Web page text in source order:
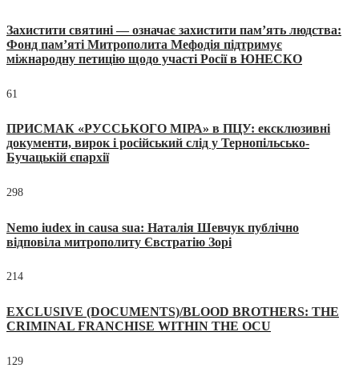
Захистити святині — означає захистити пам’ять людства:
Фонд пам’яті Митрополита Мефодія підтримує
міжнародну петицію щодо участі Росії в ЮНЕСКО
61
ПРИСМАК «РУССЬКОГО МІРА» в ПЦУ: ексклюзивні
документи, вирок і російський слід у Тернопільсько-
Бучацькій єпархії
298
Nemo iudex in causa sua: Наталія Шевчук публічно
відповіла митрополиту Євстратію Зорі
214
EXCLUSIVE (DOCUMENTS)/BLOOD BROTHERS: THE
CRIMINAL FRANCHISE WITHIN THE OCU
129